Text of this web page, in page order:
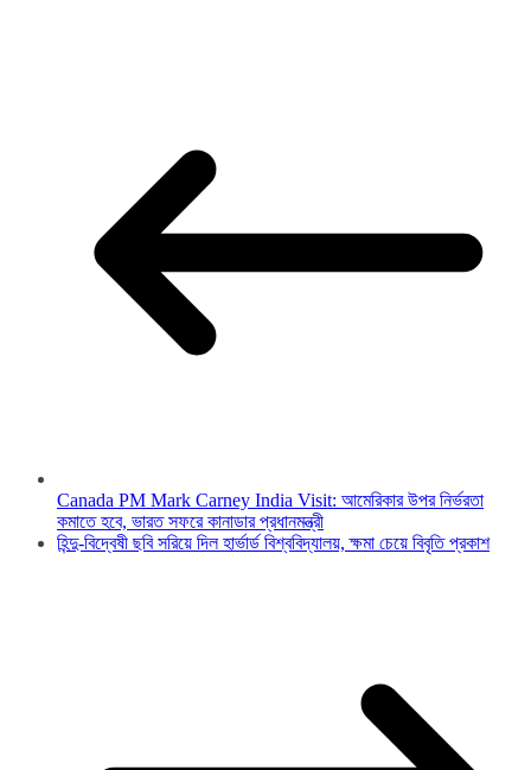
Canada PM Mark Carney India Visit: আমেরিকার উপর নির্ভরতা
কমাতে হবে, ভারত সফরে কানাডার প্রধানমন্ত্রী
হিন্দু-বিদ্বেষী ছবি সরিয়ে দিল হার্ভার্ড বিশ্ববিদ্যালয়, ক্ষমা চেয়ে বিবৃতি প্রকাশ